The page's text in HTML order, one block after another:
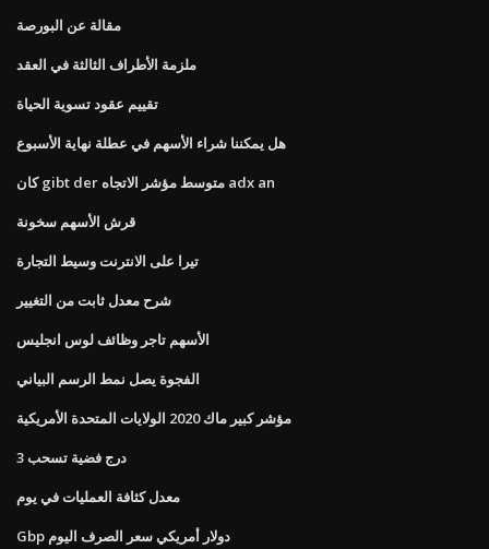
مقالة عن البورصة
ملزمة الأطراف الثالثة في العقد
تقييم عقود تسوية الحياة
هل يمكننا شراء الأسهم في عطلة نهاية الأسبوع
كان gibt der متوسط ​​مؤشر الاتجاه adx an
قرش الأسهم سخونة
تيرا على الانترنت وسيط التجارة
شرح معدل ثابت من التغيير
الأسهم تاجر وظائف لوس انجليس
الفجوة يصل نمط الرسم البياني
مؤشر كبير ماك 2020 الولايات المتحدة الأمريكية
3 درج فضية تسحب
معدل كثافة العمليات في يوم
Gbp دولار أمريكي سعر الصرف اليوم